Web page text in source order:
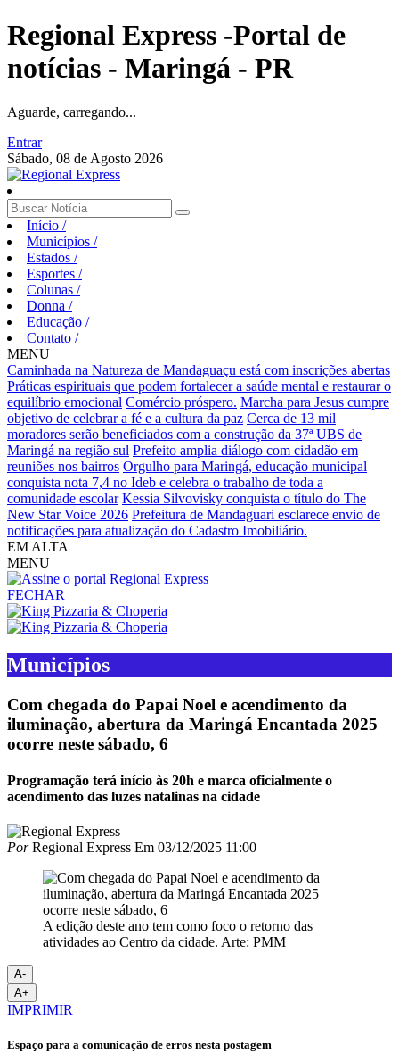
Regional Express -Portal de
notícias - Maringá - PR
Aguarde, carregando...
Entrar
Sábado, 08 de Agosto 2026
Início /
Municípios /
Estados /
Esportes /
Colunas /
Donna /
Educação /
Contato /
MENU
Caminhada na Natureza de Mandaguaçu está com inscrições abertas
Práticas espirituais que podem fortalecer a saúde mental e restaurar o
equilíbrio emocional Comércio próspero. Marcha para Jesus cumpre
objetivo de celebrar a fé e a cultura da paz Cerca de 13 mil
moradores serão beneficiados com a construção da 37ª UBS de
Maringá na região sul Prefeito amplia diálogo com cidadão em
reuniões nos bairros Orgulho para Maringá, educação municipal
conquista nota 7,4 no Ideb e celebra o trabalho de toda a
comunidade escolar Kessia Silvovisky conquista o título do The
New Star Voice 2026 Prefeitura de Mandaguari esclarece envio de
notificações para atualização do Cadastro Imobiliário.
EM ALTA
MENU
FECHAR
Municípios
Com chegada do Papai Noel e acendimento da
iluminação, abertura da Maringá Encantada 2025
ocorre neste sábado, 6
Programação terá início às 20h e marca oficialmente o
acendimento das luzes natalinas na cidade
PorRegional Express Em 03/12/2025 11:00
A edição deste ano tem como foco o retorno das
atividades ao Centro da cidade. Arte: PMM
A-
A+
IMPRIMIR
Espaço para a comunicação de erros nesta postagem